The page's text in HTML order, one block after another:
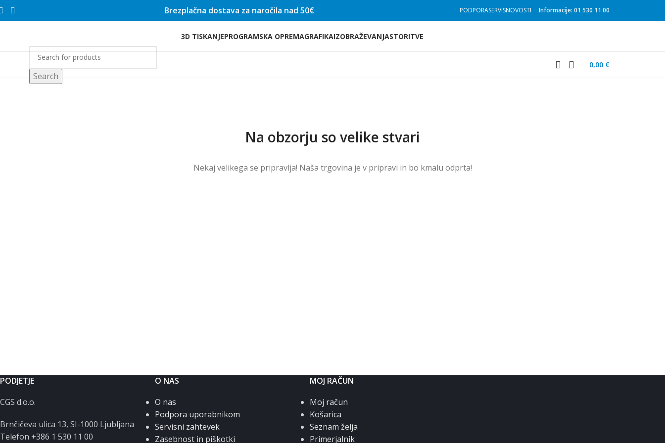
Skip to main content Brezplačna dostava za naročila nad 50€ PODPORASERVISNOVOSTI Informacije: 01 530 11 00
3D TISKANJEPROGRAMSKA OPREMAGRAFIKAIZOBRAŽEVANJASTORITVE
Search
0,00 €
Na obzorju so velike stvari
Nekaj ​​velikega se pripravlja! Naša trgovina je v pripravi in ​​bo kmalu odprta!
PODJETJE
CGS d.o.o.
Brnčičeva ulica 13, SI-1000 Ljubljana
Telefon +386 1 530 11 00
O NAS
O nas
Podpora uporabnikom
Servisni zahtevek
Zasebnost in piškotki
MOJ RAČUN
Moj račun
Košarica
Seznam želja
Primerjalnik